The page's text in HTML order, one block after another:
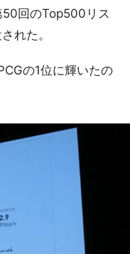
50回のTop500リス
れた。
の1位に輝いたの